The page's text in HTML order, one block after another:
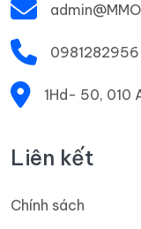
0981282956
1Hd- 50, 010
Liên kết
Chính sách